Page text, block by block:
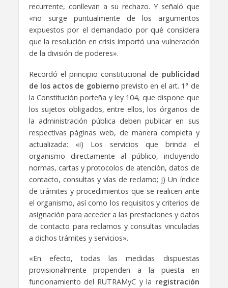
recurrente, conllevan a su rechazo. Y señaló que
«no surge puntualmente de los argumentos
expuestos por el demandado por qué considera
que la resolución en crisis importó una vulneración
de la división de poderes».
Recordó el principio constitucional de publicidad
de los actos de gobierno previsto en el art. 1° de
la Constitución porteña y ley 104, que dispone que
los sujetos obligados, entre ellos, los órganos de
la administración pública deben publicar en sus
respectivas páginas web, de manera completa y
actualizada: «i) Los servicios que brinda el
organismo directamente al público, incluyendo
normas, cartas y protocolos de atención, datos de
contacto, consultas y vías de reclamo; j) Un índice
de trámites y procedimientos que se realicen ante
el organismo, así como los requisitos y criterios de
asignación para acceder a las prestaciones y datos
de contacto para reclamos y consultas vinculadas
a dichos trámites y servicios».
«En efecto, todas las medidas dispuestas
provisionalmente propenden a la puesta en
funcionamiento del RUTRAMyC y la registración